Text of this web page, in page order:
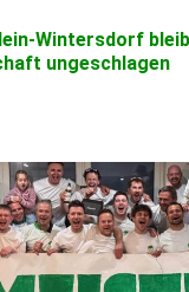
Wintersdorf
ungeschlagen